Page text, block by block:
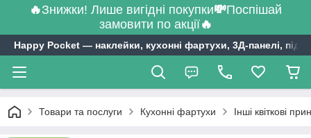
🔥Знижки! Лише вигідні покупки💸Поспішай
замовити по акції🔥
Happy Pocket ― наклейки, кухонні фартухи, 3Д-панелі,
Товари та послуги Кухонні фартухи Інші квіткові